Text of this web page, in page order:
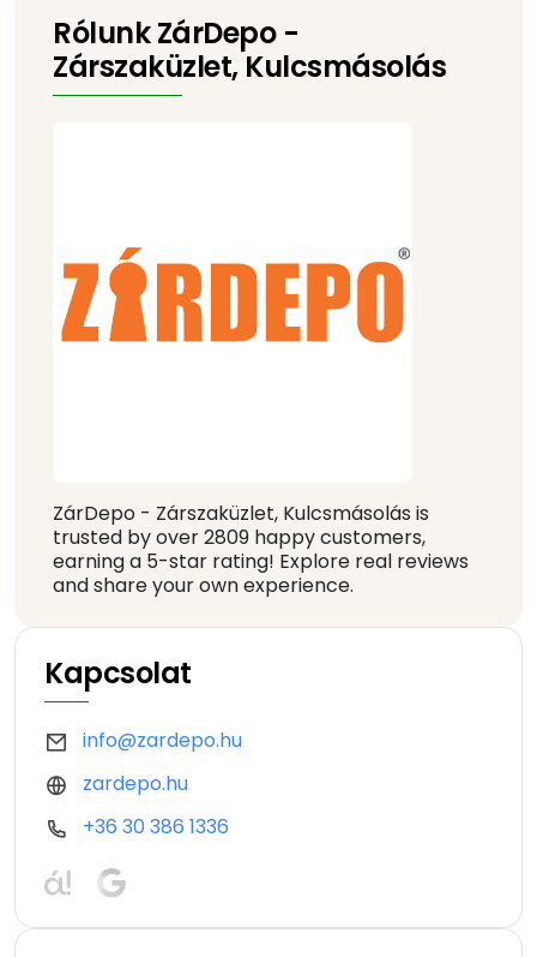
Rólunk ZárDepo -
Zárszaküzlet, Kulcsmásolás
ZárDepo - Zárszaküzlet, Kulcsmásolás is
trusted by over 2809 happy customers,
earning a 5-star rating! Explore real reviews
and share your own experience.
Kapcsolat
info@zardepo.hu
zardepo.hu
+36 30 386 1336